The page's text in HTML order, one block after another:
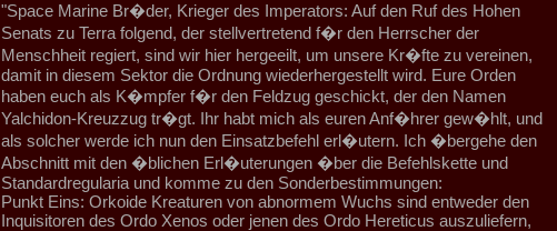
"Space Marine Br�der, Krieger des Imperators: Auf den Ruf des Hohen
Senats zu Terra folgend, der stellvertretend f�r den Herrscher der
Menschheit regiert, sind wir hier hergeeilt, um unsere Kr�fte zu vereinen,
damit in diesem Sektor die Ordnung wiederhergestellt wird. Eure Orden
haben euch als K�mpfer f�r den Feldzug geschickt, der den Namen
Yalchidon-Kreuzzug tr�gt. Ihr habt mich als euren Anf�hrer gew�hlt, und
als solcher werde ich nun den Einsatzbefehl erl�utern. Ich �bergehe den
Abschnitt mit den �blichen Erl�uterungen �ber die Befehlskette und
Standardregularia und komme zu den Sonderbestimmungen:
Punkt Eins: Orkoide Kreaturen von abnormem Wuchs sind entweder den
Inquisitoren des Ordo Xenos oder jenen des Ordo Hereticus auszuliefern,